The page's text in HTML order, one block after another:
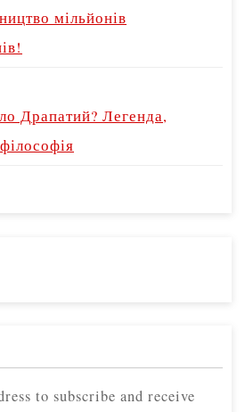
мільйонів
Драпатий? Легенда,
to subscribe and receive